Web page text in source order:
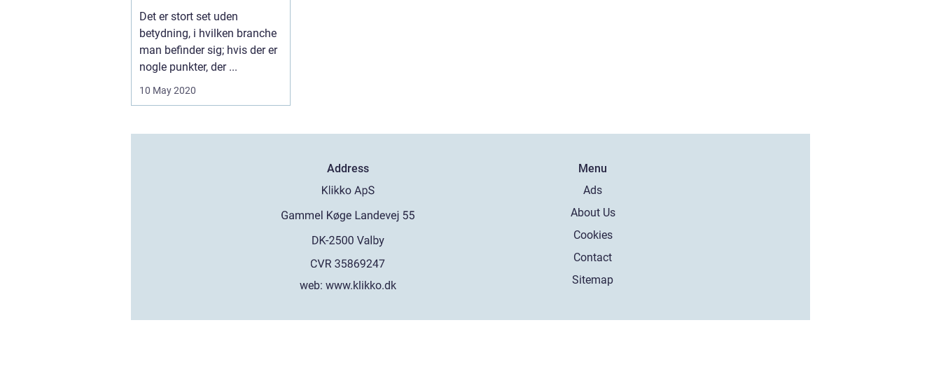
Det er stort set uden
betydning, i hvilken branche
man befinder sig; hvis der er
nogle punkter, der ...
10 May 2020
Address
web:www.klikko.dk
Menu
Ads
About Us
Cookies
Contact
Sitemap